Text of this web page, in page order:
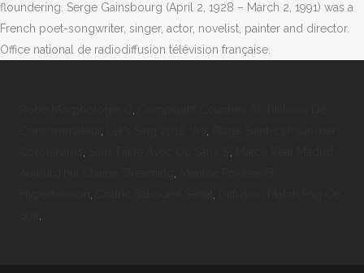
floundering. Serge Gainsbourg (April 2, 1928 – March 2, 1991) was a
French poet-songwriter, singer, actor, novelist, painter and director.
Office national de radiodiffusion télévision française.